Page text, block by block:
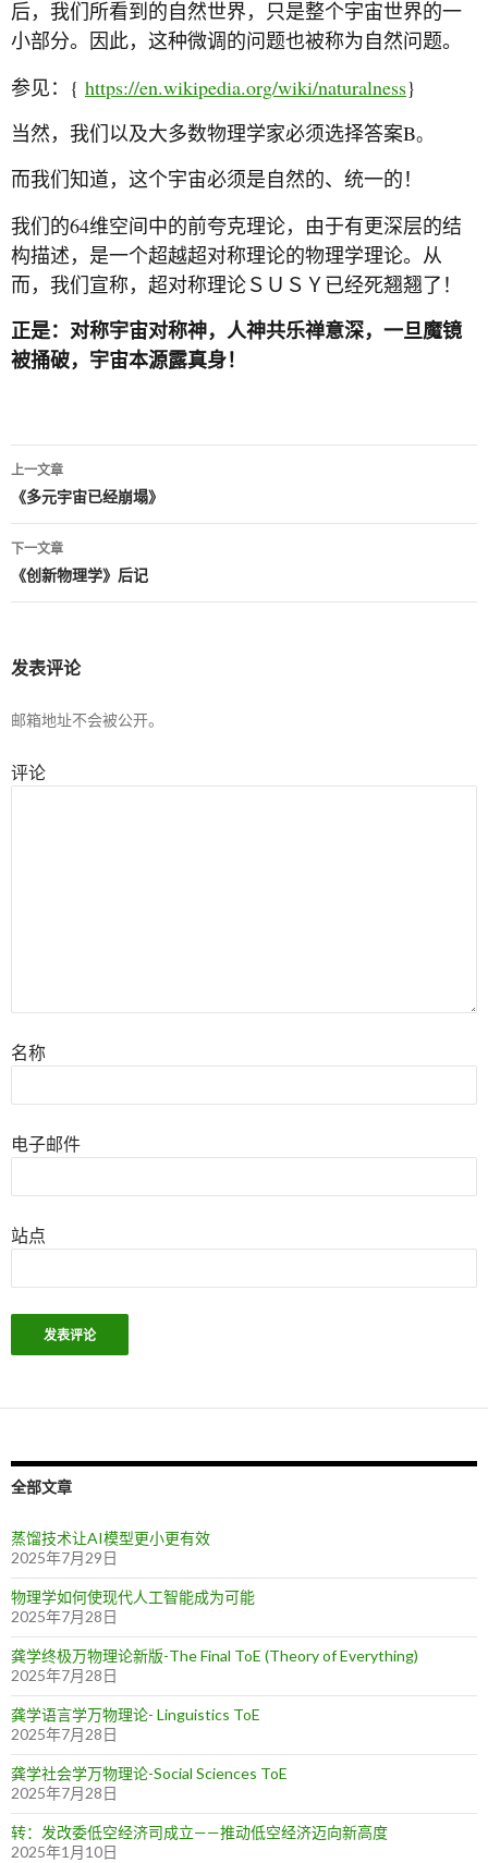
后，我们所看到的自然世界，只是整个宇宙世界的一
小部分。因此，这种微调的问题也被称为自然问题。
参见： { https://en.wikipedia.org/wiki/naturalness}
当然，我们以及大多数物理学家必须选择答案B。
而我们知道，这个宇宙必须是自然的、统一的！
我们的64维空间中的前夸克理论，由于有更深层的结
构描述，是一个超越超对称理论的物理学理论。从
而，我们宣称，超对称理论ＳＵＳＹ已经死翘翘了！
正是：对称宇宙对称神，人神共乐禅意深，一旦魔镜
被捅破，宇宙本源露真身！
文
章
导
上一文章
《多元宇宙已经崩塌》
下一文章
《创新物理学》后记
发表评论
邮箱地址不会被公开。
评论
名称
电子邮件
站点
全部文章
蒸馏技术让AI模型更小更有效
2025年7月29日
物理学如何使现代人工智能成为可能
2025年7月28日
龚学终极万物理论新版-The Final ToE (Theory of Everything)
2025年7月28日
龚学语言学万物理论- Linguistics ToE
2025年7月28日
龚学社会学万物理论-Social Sciences ToE
2025年7月28日
转：发改委低空经济司成立——推动低空经济迈向新高度
2025年1月10日